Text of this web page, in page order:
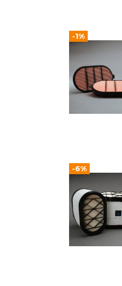
-1%
-6%